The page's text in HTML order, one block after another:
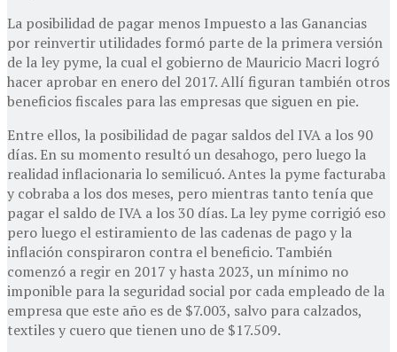
La posibilidad de pagar menos Impuesto a las Ganancias
por reinvertir utilidades formó parte de la primera versión
de la ley pyme, la cual el gobierno de Mauricio Macri logró
hacer aprobar en enero del 2017. Allí figuran también otros
beneficios fiscales para las empresas que siguen en pie.
Entre ellos, la posibilidad de pagar saldos del IVA a los 90
días. En su momento resultó un desahogo, pero luego la
realidad inflacionaria lo semilicuó. Antes la pyme facturaba
y cobraba a los dos meses, pero mientras tanto tenía que
pagar el saldo de IVA a los 30 días. La ley pyme corrigió eso
pero luego el estiramiento de las cadenas de pago y la
inflación conspiraron contra el beneficio. También
comenzó a regir en 2017 y hasta 2023, un mínimo no
imponible para la seguridad social por cada empleado de la
empresa que este año es de $7.003, salvo para calzados,
textiles y cuero que tienen uno de $17.509.